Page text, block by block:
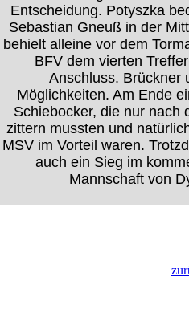
Entscheidung. Potyszka
Sebastian Gneuß in der
behielt alleine vor dem
BFV dem vierten
Anschluss. Brückner
Möglichkeiten. Am Ende
Schiebocker, die nur nach
zittern mussten und
MSV im Vorteil waren.
auch ein Sieg im
Mannschaft von